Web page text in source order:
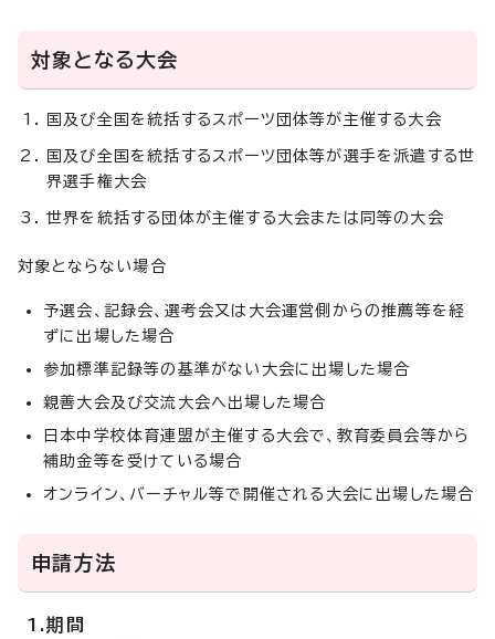
対象となる大会
国及び全国を統括するスポーツ団体等が主催する大会
国及び全国を統括するスポーツ団体等が選手を派遣する世
界選手権大会
世界を統括する団体が主催する大会または同等の大会
対象とならない場合
予選会、記録会、選考会又は大会運営側からの推薦等を経
ずに出場した場合
参加標準記録等の基準がない大会に出場した場合
親善大会及び交流大会へ出場した場合
日本中学校体育連盟が主催する大会で、教育委員会等から
補助金等を受けている場合
オンライン、バーチャル等で開催される大会に出場した場合
申請方法
1.期間